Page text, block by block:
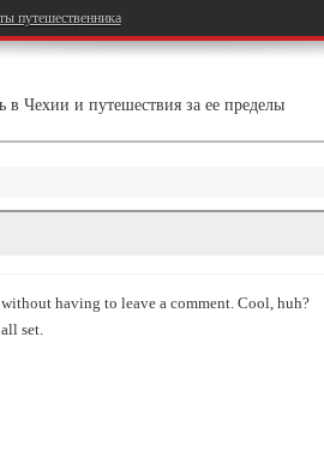
путешественника
в Чехии и путешествия за ее пределы
having to leave a comment. Cool, huh?
set.